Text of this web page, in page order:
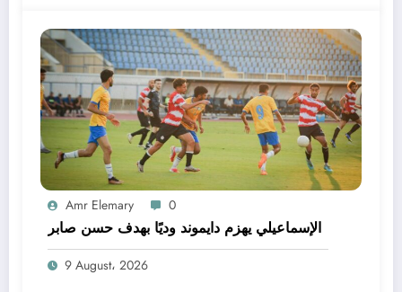
Amr Elemary 0
الإسماعيلي يهزم دايموند وديًا بهدف حسن صابر
9 August، 2026